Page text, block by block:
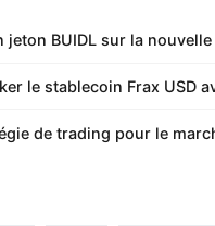
jeton BUIDL sur la
le stablecoin Frax USD
de trading pour le